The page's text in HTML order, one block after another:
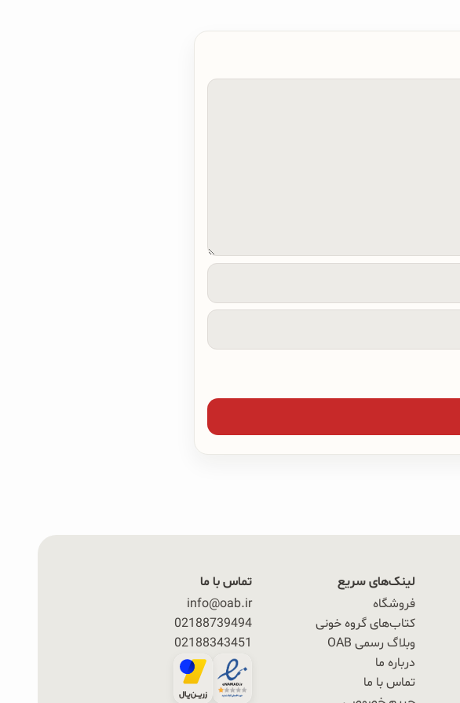
لینک‌های سریع
فروشگاه
کتاب‌های گروه خونی
وبلاگ رسمی OAB
درباره ما
تماس با ما
تماس با ما
info@oab.ir
02188739494
02188343451